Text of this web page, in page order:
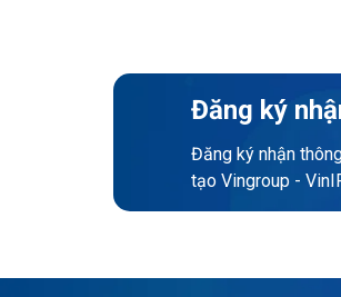
Đăng ký
Đăng ký nhận
tạo Vingroup -